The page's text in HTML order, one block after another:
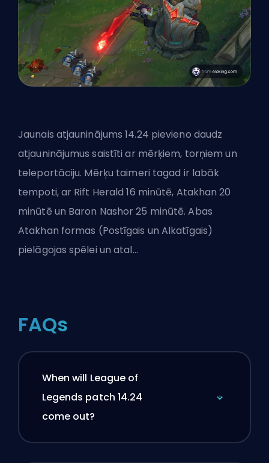
Jaunais atjauninājums 14.24 pievieno daudz
atjauninājumus saistīti ar mērķiem, torņiem un
teleportāciju. Mērķu taimeri tagad ir labāk
tempoti, ar Rift Herald 16 minūtē, Atakhan 20
minūtē un Baron Nashor 25 minūtē. Abas
Atakhan formas (Postīgais un Alkatīgais)
pielāgojas spēlei un atal...
FAQs
When will League of
Legends patch 14.24
come out?